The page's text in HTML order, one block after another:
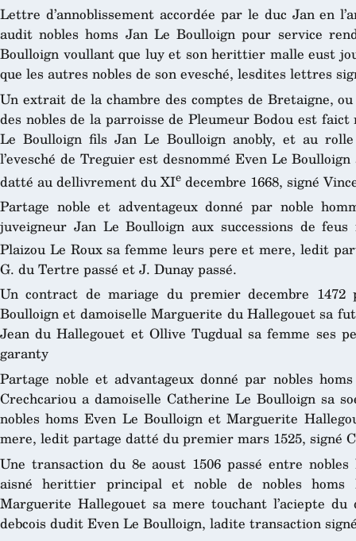
Lettre d’annoblissement accordée par le duc Jan en
audit nobles homs Jan Le Boulloign pour service
Boulloign voullant que luy et son herittier malle eust
que les autres nobles de son evesché, lesdites lettres
Un extrait de la chambre des comptes de Bretaigne,
des nobles de la parroisse de Pleumeur Bodou est
Le Boulloign fils Jan Le Boulloign anobly, et au
l’evesché de Treguier est desnommé Even Le
datté au dellivrement du XIe decembre 1668, signé
Partage noble et adventageux donné par noble
juveigneur Jan Le Boulloign aux successions de
Plaizou Le Roux sa femme leurs pere et mere, ledit
G. du Tertre passé et J. Dunay passé.
Un contract de mariage du premier decembre 1472
Boulloign et damoiselle Marguerite du Hallegouet sa
Jean du Hallegouet et Ollive Tugdual sa femme ses
garanty
Partage noble et advantageux donné par nobles
Crechcariou a damoiselle Catherine Le Boulloign sa
nobles homs Even Le Boulloign et Marguerite
mere, ledit partage datté du premier mars 1525, signé
Une transaction du 8e aoust 1506 passé entre
aisné herittier principal et noble de nobles homs
Marguerite Hallegouet sa mere touchant l’aciepte
debcois dudit Even Le Boulloign, ladite transaction